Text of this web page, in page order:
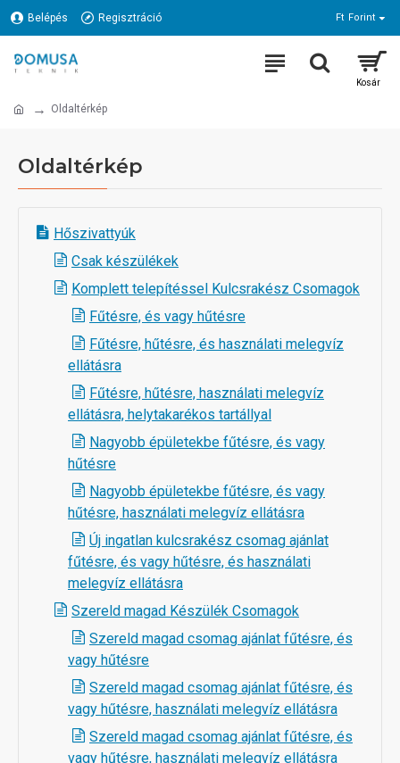
Belépés Regisztráció Ft Forint
Oldaltérkép
Oldaltérkép
Hőszivattyúk
Csak készülékek
Komplett telepítéssel Kulcsrakész Csomagok
Fűtésre, és vagy hűtésre
Fűtésre, hűtésre, és használati melegvíz
ellátásra
Fűtésre, hűtésre, használati melegvíz
ellátásra, helytakarékos tartállyal
Nagyobb épületekbe fűtésre, és vagy
hűtésre
Nagyobb épületekbe fűtésre, és vagy
hűtésre, használati melegvíz ellátásra
Új ingatlan kulcsrakész csomag ajánlat
fűtésre, és vagy hűtésre, és használati
melegvíz ellátásra
Szereld magad Készülék Csomagok
Szereld magad csomag ajánlat fűtésre, és
vagy hűtésre
Szereld magad csomag ajánlat fűtésre, és
vagy hűtésre, használati melegvíz ellátásra
Szereld magad csomag ajánlat fűtésre, és
vagy hűtésre, használati melegvíz ellátásra